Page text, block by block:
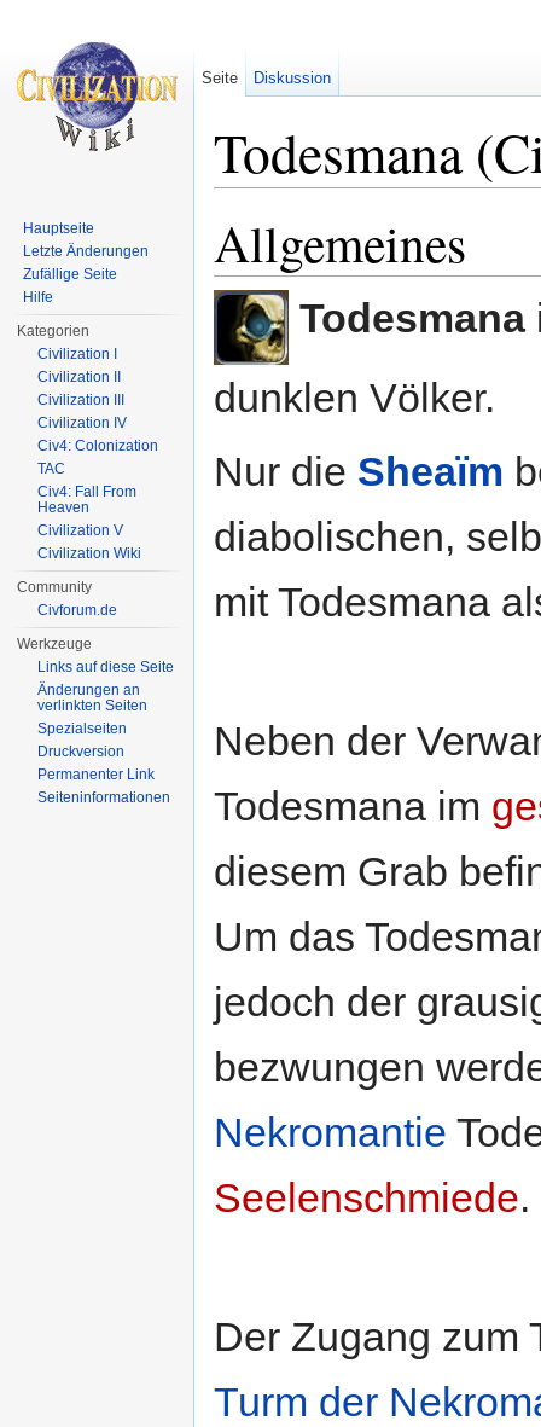
Todesmana
Allgemeines
Todesmana
dunklen Völker.
Nur die Sheaïm
diabolischen,
mit Todesmana
Neben der
Todesmana im
diesem Grab
Um das
jedoch der
bezwungen
Nekromantie
Seelenschmiede.
Der Zugang zum
Turm der
Seite Diskussion
Hauptseite
Letzte Änderungen
Zufällige Seite
Hilfe
Kategorien
Civilization I
Civilization II
Civilization III
Civilization IV
Civ4: Colonization
TAC
Civ4: Fall From
Heaven
Civilization V
Civilization Wiki
Community
Civforum.de
Werkzeuge
Links auf diese Seite
Änderungen an
verlinkten Seiten
Spezialseiten
Druckversion
Permanenter Link
Seiten­informationen